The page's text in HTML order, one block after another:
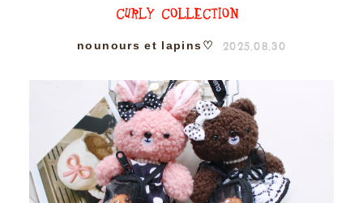
nounours et lapins♡ 2025.08.30